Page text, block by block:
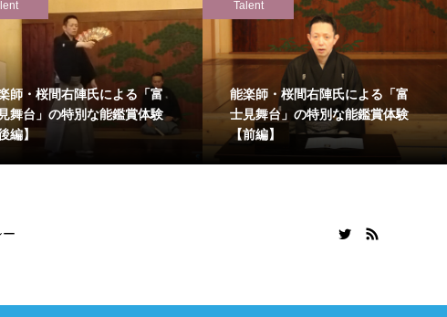
師・桜間右陣氏による「富
舞台」の特別な能鑑賞体験
編】
Talent
能楽師・桜間右陣氏による「富
士見舞台」の特別な能鑑賞体験
【前編】